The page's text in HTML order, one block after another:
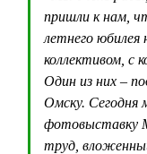
пришли к нам,
летнего юбилея
коллективом, с
Один из них –
Омску. Сегодня
фотовыставку
труд,